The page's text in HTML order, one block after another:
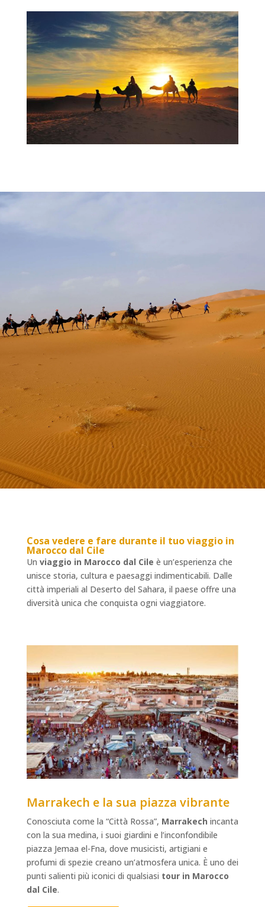
Cosa vedere e fare durante il tuoviaggio in
Marocco dal Cile
Un viaggio in Marocco dal Cile è un’esperienza che
unisce storia, cultura e paesaggi indimenticabili. Dalle
città imperiali al Deserto del Sahara, il paese offre una
diversità unica che conquista ogni viaggiatore.
Marrakech e la sua piazza vibrante
Conosciuta come la “Città Rossa”, Marrakech incanta
con la sua medina, i suoi giardini e l’inconfondibile
piazza Jemaa el-Fna, dove musicisti, artigiani e
profumi di spezie creano un’atmosfera unica. È uno dei
punti salienti più iconici di qualsiasi tour in Marocco
dal Cile.